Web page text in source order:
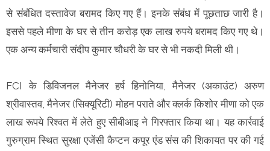
से संबंधित दस्तावेज बरामद किए गए हैं। इनके संबंध में पूछताछ जारी है।
इससे पहले मीणा के घर से तीन करोड़ एक लाख रुपये बरामद किए गए थे।
एक अन्य कर्मचारी संदीप कुमार चौधरी के घर से भी नकदी मिली थी।
FCI के डिविजनल मैनेजर हर्ष हिनोनिया, मैनेजर (अकाउंट) अरुण
श्रीवास्तव, मैनेजर (सिक्यूरिटी) मोहन पराते और क्लर्क किशोर मीणा को एक
लाख रूपये रिश्वत में लेते हुए सीबीआइ ने गिरफ्तार किया था। यह कार्रवाई
गुरुग्राम स्थित सुरक्षा एजेंसी कैप्टन कपूर एंड संस की शिकायत पर की गई